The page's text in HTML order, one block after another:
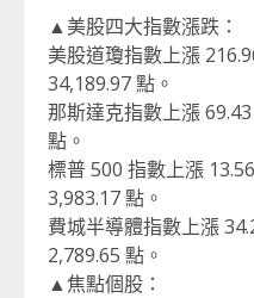
▲美股四大指數漲跌：
美股道瓊指數上漲
34,189.97 點。
那斯達克指數上漲
點。
標普 500 指數上漲
3,983.17 點。
費城半導體指數上漲
2,789.65 點。
▲焦點個股：